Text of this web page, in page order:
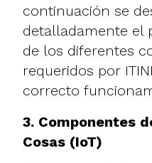
continuación se
detalladamente el
de los diferentes
requeridos por
correcto
3. Componentes
Cosas (IoT)